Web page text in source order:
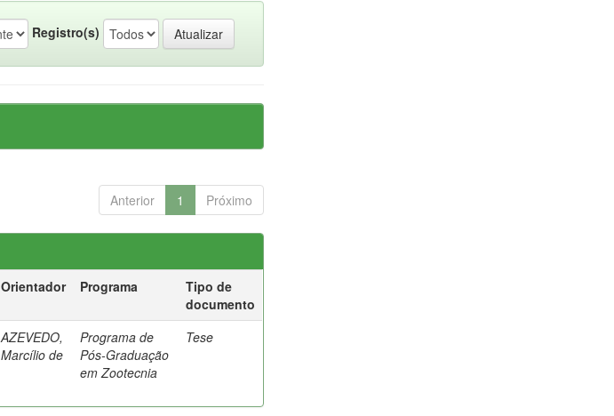
Registro(s)
Anterior 1 Próximo
Orientador Programa
Tipo de
documento
AZEVEDO,
Marcílio de
Programa de
Pós-Graduação
em Zootecnia
Tese